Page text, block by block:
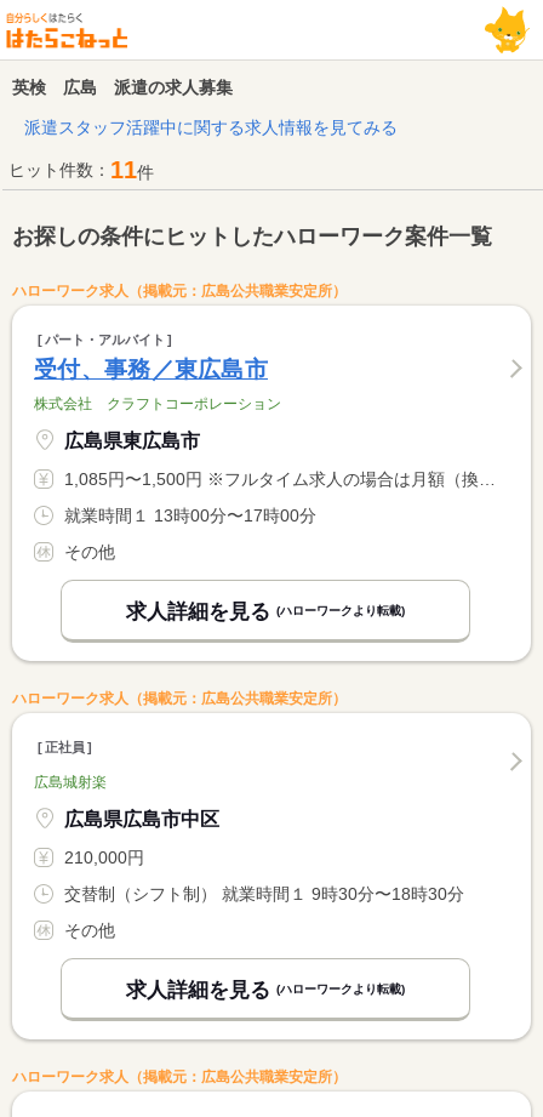
英検 広島 派遣の求人募集
派遣スタッフ活躍中に関する求人情報を見てみる
ヒット件数： 11件
お探しの条件にヒットしたハローワーク案件一覧
ハローワーク求人（掲載元：広島公共職業安定所）
パート・アルバイト
受付、事務／東広島市
株式会社 クラフトコーポレーション
広島県東広島市
1,085円〜1,500円 ※フルタイム求人の場合は月額（換算額）、パート求人の場合は時間額を表示しています。
就業時間１ 13時00分〜17時00分
その他
求人詳細を見る (ハローワークより転載)
ハローワーク求人（掲載元：広島公共職業安定所）
正社員
広島城射楽
広島県広島市中区
210,000円
交替制（シフト制） 就業時間１ 9時30分〜18時30分
その他
求人詳細を見る (ハローワークより転載)
ハローワーク求人（掲載元：広島公共職業安定所）